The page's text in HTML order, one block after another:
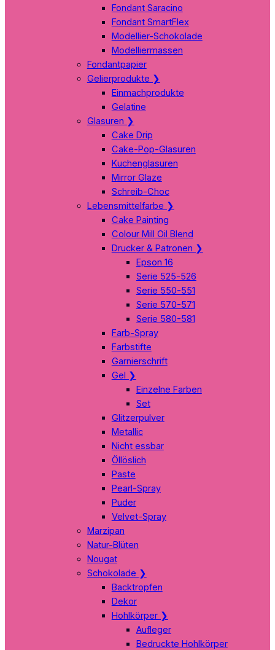
Fondant Saracino
Fondant SmartFlex
Modellier-Schokolade
Modelliermassen
Fondantpapier
Gelierprodukte ❯
Einmachprodukte
Gelatine
Glasuren ❯
Cake Drip
Cake-Pop-Glasuren
Kuchenglasuren
Mirror Glaze
Schreib-Choc
Lebensmittelfarbe ❯
Cake Painting
Colour Mill Oil Blend
Drucker & Patronen ❯
Epson 16
Serie 525-526
Serie 550-551
Serie 570-571
Serie 580-581
Farb-Spray
Farbstifte
Garnierschrift
Gel ❯
Einzelne Farben
Set
Glitzerpulver
Metallic
Nicht essbar
Öllöslich
Paste
Pearl-Spray
Puder
Velvet-Spray
Marzipan
Natur-Blüten
Nougat
Schokolade ❯
Backtropfen
Dekor
Hohlkörper ❯
Aufleger
Bedruckte Hohlkörper